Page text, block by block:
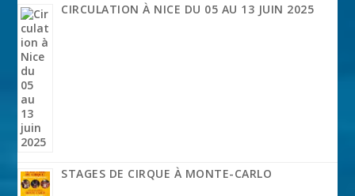
CIRCULATION À NICE DU 05 AU 13 JUIN 2025
STAGES DE CIRQUE À MONTE-CARLO